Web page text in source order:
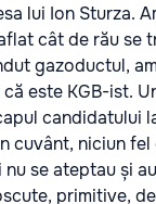
lui Ion Sturza.
cât de rău se
gazoductul,
este KGB-ist.
candidatului
cuvânt, niciun
se ateptau și
primitive,